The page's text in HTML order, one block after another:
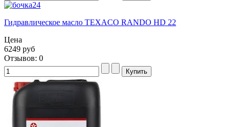
Гидравлическое масло TEXACO RANDO HD 22
Цена
6249 руб
Отзывов: 0